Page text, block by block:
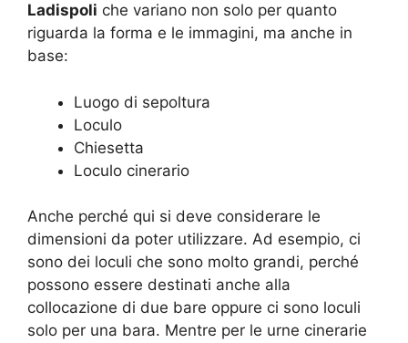
Ladispoli che variano non solo per quanto
riguarda la forma e le immagini, ma anche in
base:
Luogo di sepoltura
Loculo
Chiesetta
Loculo cinerario
Anche perché qui si deve considerare le
dimensioni da poter utilizzare. Ad esempio, ci
sono dei loculi che sono molto grandi, perché
possono essere destinati anche alla
collocazione di due bare oppure ci sono loculi
solo per una bara. Mentre per le urne cinerarie